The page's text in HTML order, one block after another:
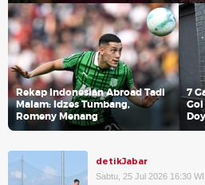
Rekap Indonesian Abroad Tadi
Malam: Idzes Tumbang,
Romeny Menang
7
detikJabar
Sabtu, 25 Jul 2026 16:30